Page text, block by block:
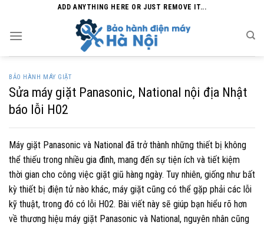
content
ADD ANYTHING HERE OR JUST REMOVE IT...
BẢO HÀNH MÁY GIẶT
Sửa máy giặt Panasonic, National nội địa Nhật
báo lỗi H02
Máy giặt Panasonic và National đã trở thành những thiết bị không
thể thiếu trong nhiều gia đình, mang đến sự tiện ích và tiết kiệm
thời gian cho công việc giặt giũ hàng ngày. Tuy nhiên, giống như bất
kỳ thiết bị điện tử nào khác, máy giặt cũng có thể gặp phải các lỗi
kỹ thuật, trong đó có lỗi H02. Bài viết này sẽ giúp bạn hiểu rõ hơn
về thương hiệu máy giặt Panasonic và National, nguyên nhân cũng